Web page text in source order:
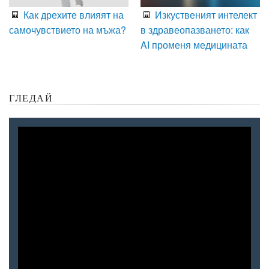
Как дрехите влияят на
самочувствието на мъжа?
Изкуственият интелект
в здравеопазването: как
AI променя медицината
ГЛЕДАЙ